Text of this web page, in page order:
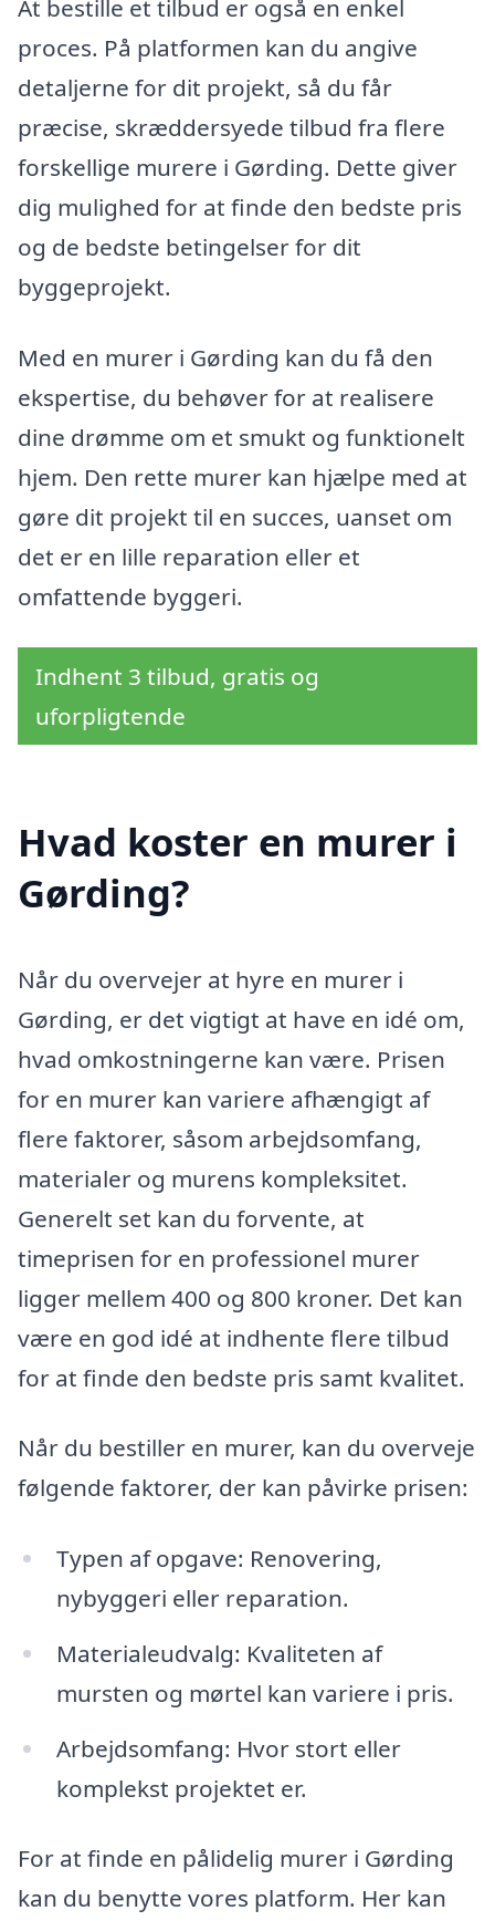
At bestille et tilbud er også en enkel
proces. På platformen kan du angive
detaljerne for dit projekt, så du får
præcise, skræddersyede tilbud fra flere
forskellige murere i Gørding. Dette giver
dig mulighed for at finde den bedste pris
og de bedste betingelser for dit
byggeprojekt.
Med en murer i Gørding kan du få den
ekspertise, du behøver for at realisere
dine drømme om et smukt og funktionelt
hjem. Den rette murer kan hjælpe med at
gøre dit projekt til en succes, uanset om
det er en lille reparation eller et
omfattende byggeri.
Indhent 3 tilbud, gratis og
uforpligtende
Hvad koster en murer i
Gørding?
Når du overvejer at hyre en murer i
Gørding, er det vigtigt at have en idé om,
hvad omkostningerne kan være. Prisen
for en murer kan variere afhængigt af
flere faktorer, såsom arbejdsomfang,
materialer og murens kompleksitet.
Generelt set kan du forvente, at
timeprisen for en professionel murer
ligger mellem 400 og 800 kroner. Det kan
være en god idé at indhente flere tilbud
for at finde den bedste pris samt kvalitet.
Når du bestiller en murer, kan du overveje
følgende faktorer, der kan påvirke prisen:
Typen af opgave: Renovering,
nybyggeri eller reparation.
Materialeudvalg: Kvaliteten af
mursten og mørtel kan variere i pris.
Arbejdsomfang: Hvor stort eller
komplekst projektet er.
For at finde en pålidelig murer i Gørding
kan du benytte vores platform. Her kan